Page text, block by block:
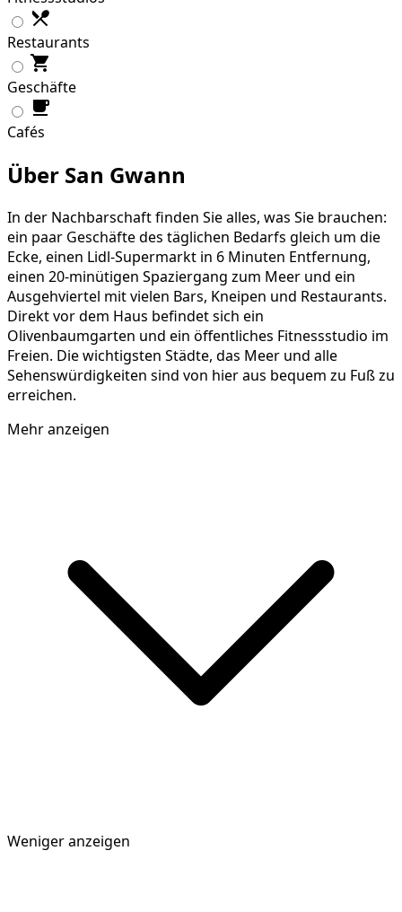
Restaurants
Geschäfte
Cafés
Über San Gwann
In der Nachbarschaft finden Sie alles, was Sie brauchen:
ein paar Geschäfte des täglichen Bedarfs gleich um die
Ecke, einen Lidl-Supermarkt in 6 Minuten Entfernung,
einen 20-minütigen Spaziergang zum Meer und ein
Ausgehviertel mit vielen Bars, Kneipen und Restaurants.
Direkt vor dem Haus befindet sich ein
Olivenbaumgarten und ein öffentliches Fitnessstudio im
Freien. Die wichtigsten Städte, das Meer und alle
Sehenswürdigkeiten sind von hier aus bequem zu Fuß zu
erreichen.
Mehr anzeigen
Weniger anzeigen